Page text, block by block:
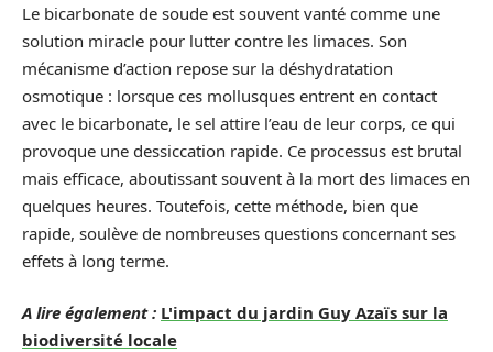
Le bicarbonate de soude est souvent vanté comme une
solution miracle pour lutter contre les limaces. Son
mécanisme d’action repose sur la déshydratation
osmotique : lorsque ces mollusques entrent en contact
avec le bicarbonate, le sel attire l’eau de leur corps, ce qui
provoque une dessiccation rapide. Ce processus est brutal
mais efficace, aboutissant souvent à la mort des limaces en
quelques heures. Toutefois, cette méthode, bien que
rapide, soulève de nombreuses questions concernant ses
effets à long terme.
A lire également : L'impact du jardin Guy Azaïs sur la
biodiversité locale